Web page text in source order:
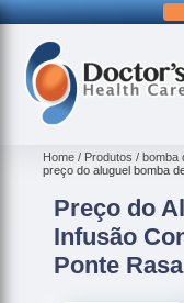
3326-9334
Home Produtos bomba
preço do aluguel bomba
Preço do
Infusão
Ponte Rasa